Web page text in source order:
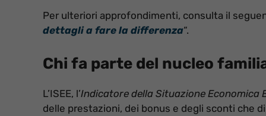
Per ulteriori approfondimenti, consulta il
dettagli a fare la differenza“.
Chi fa parte del nucleo
L’ISEE, l’Indicatore della Situazione Economica
delle prestazioni, dei bonus e degli sconti che